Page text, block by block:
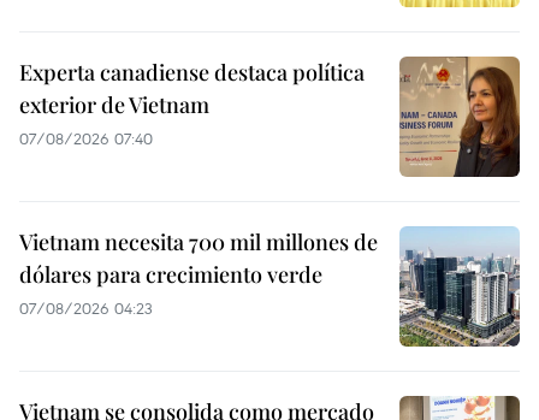
Experta canadiense destaca política
exterior de Vietnam
07/08/2026 07:40
Vietnam necesita 700 mil millones de
dólares para crecimiento verde
07/08/2026 04:23
Vietnam se consolida como mercado